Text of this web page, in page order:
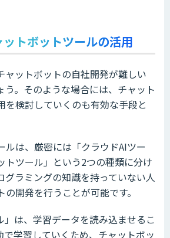
トボットツールの活用
ャットボットの自社開発が難しい
う。そのような場合には、チャット
を検討していくのも有効な手段と
ルは、厳密には「クラウドAIツー
トツール」という2つの種類に分け
グラミングの知識を持っていない人
開発を行うことが可能です。
」は、学習データを読み込ませるこ
で学習していくため、チャットボッ